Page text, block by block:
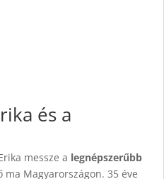
és a
messze a legnépszerűbb
Magyarországon. 35 éve